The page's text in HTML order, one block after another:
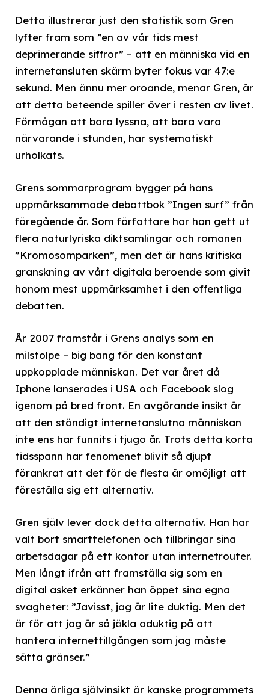
Detta illustrerar just den statistik som Gren
lyfter fram som ”en av vår tids mest
deprimerande siffror” – att en människa vid en
internetansluten skärm byter fokus var 47:e
sekund. Men ännu mer oroande, menar Gren, är
att detta beteende spiller över i resten av livet.
Förmågan att bara lyssna, att bara vara
närvarande i stunden, har systematiskt
urholkats.
Grens sommarprogram bygger på hans
uppmärksammade debattbok ”Ingen surf” från
föregående år. Som författare har han gett ut
flera naturlyriska diktsamlingar och romanen
”Kromosomparken”, men det är hans kritiska
granskning av vårt digitala beroende som givit
honom mest uppmärksamhet i den offentliga
debatten.
År 2007 framstår i Grens analys som en
milstolpe – big bang för den konstant
uppkopplade människan. Det var året då
Iphone lanserades i USA och Facebook slog
igenom på bred front. En avgörande insikt är
att den ständigt internetanslutna människan
inte ens har funnits i tjugo år. Trots detta korta
tidsspann har fenomenet blivit så djupt
förankrat att det för de flesta är omöjligt att
föreställa sig ett alternativ.
Gren själv lever dock detta alternativ. Han har
valt bort smarttelefonen och tillbringar sina
arbetsdagar på ett kontor utan internetrouter.
Men långt ifrån att framställa sig som en
digital asket erkänner han öppet sina egna
svagheter: ”Javisst, jag är lite duktig. Men det
är för att jag är så jäkla oduktig på att
hantera internettillgången som jag måste
sätta gränser.”
Denna ärliga självinsikt är kanske programmets